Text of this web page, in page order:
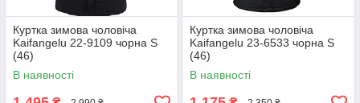
Куртка зимова чоловіча
Kaifangelu 22-9109 чорна S
(46)
В наявності
Куртка зимова чоловіча
Kaifangelu 23-6533 чорна S
(46)
В наявності